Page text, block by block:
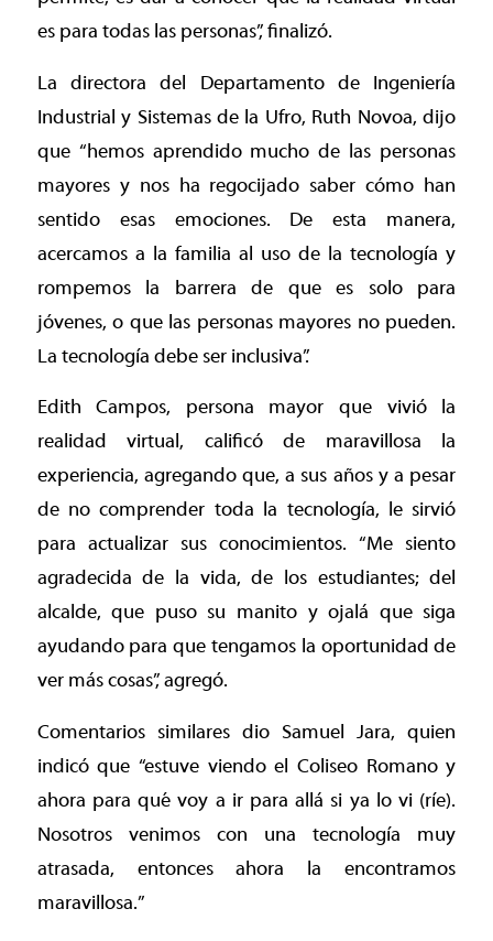
es para todas las personas”, finalizó.
La directora del Departamento de Ingeniería
Industrial y Sistemas de la Ufro, Ruth Novoa, dijo
que “hemos aprendido mucho de las personas
mayores y nos ha regocijado saber cómo han
sentido esas emociones. De esta manera,
acercamos a la familia al uso de la tecnología y
rompemos la barrera de que es solo para
jóvenes, o que las personas mayores no pueden.
La tecnología debe ser inclusiva”.
Edith Campos, persona mayor que vivió la
realidad virtual, calificó de maravillosa la
experiencia, agregando que, a sus años y a pesar
de no comprender toda la tecnología, le sirvió
para actualizar sus conocimientos. “Me siento
agradecida de la vida, de los estudiantes; del
alcalde, que puso su manito y ojalá que siga
ayudando para que tengamos la oportunidad de
ver más cosas”, agregó.
Comentarios similares dio Samuel Jara, quien
indicó que “estuve viendo el Coliseo Romano y
ahora para qué voy a ir para allá si ya lo vi (ríe).
Nosotros venimos con una tecnología muy
atrasada, entonces ahora la encontramos
maravillosa.”